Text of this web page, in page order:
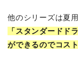
他のシリーズは夏
「スタンダードド
ができるのでコス